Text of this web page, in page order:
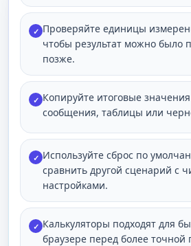
✓ Проверяйте единицы
чтобы результат можно было
позже.
✓ Копируйте итоговые
сообщения, таблицы или
✓ Используйте сброс по
сравнить другой сценарий с
настройками.
✓ Калькуляторы подходят для
браузере перед более точной